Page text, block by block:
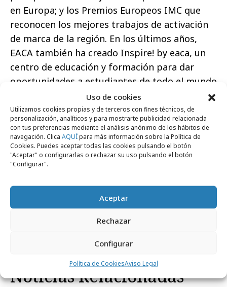
Uso de cookies
Utilizamos cookies propias y de terceros con fines técnicos, de
personalización, analíticos y para mostrarte publicidad relacionada
con tus preferencias mediante el análisis anónimo de los hábitos de
navegación. Clica AQUÍpara más información sobre la Política de
Cookies. Puedes aceptar todas las cookies pulsando el botón
"Aceptar" o configurarlas o rechazar su uso pulsando el botón
"Configurar".
Aceptar
Rechazar
Configurar
Política de CookiesAviso Legal
en Europa; y los Premios Europeos IMC que
reconocen los mejores trabajos de activación
de marca de la región. En los últimos años,
EACA también ha creado Inspire! by eaca, un
centro de educación y formación para dar
oportunidades a estudiantes de todo el mundo
en la industria publicitaria y comunicativa. Su
objetivo es elevar los estándares de la
industria, proporcionando soluciones
educativas, innovadoras y personalizadas a
jóvenes profesionales.
Noticias Relacionadas